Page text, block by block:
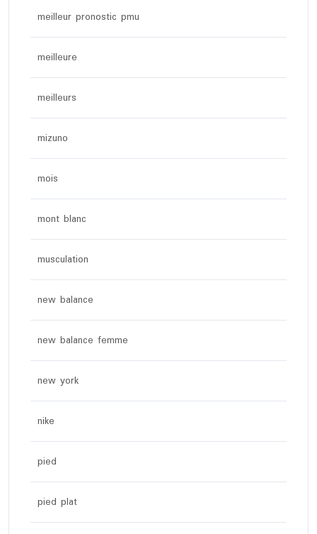
meilleur pronostic pmu
meilleure
meilleurs
mizuno
mois
mont blanc
musculation
new balance
new balance femme
new york
nike
pied
pied plat